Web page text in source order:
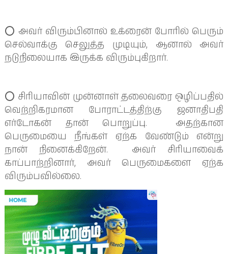
⭕️ அவர் விரும்பினால் உக்ரைன் போரில் பெரும்
செல்வாக்கு செலுத்த முடியும், ஆனால் அவர்
நடுநிலையாக இருக்க விரும்புகிறார்.
⭕️ சிரியாவின் முன்னாள் தலைவரை ஒழிப்பதில்
வெற்றிகரமான போராட்டத்திற்கு ஜனாதிபதி
எர்டோகன் தான் பொறுப்பு. அதற்கான
பெருமையை நீங்கள் ஏற்க வேண்டும் என்று
நான் நினைக்கிறேன். அவர் சிரியாவைக்
காப்பாற்றினார், அவர் பெருமைகளை ஏற்க
விரும்பவில்லை.